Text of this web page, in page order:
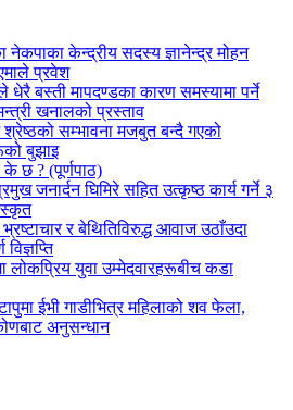
नेकपाका केन्द्रीय सदस्य ज्ञानेन्द्र मोहन
प्रवेश
धेरै बस्ती मापदण्डका कारण समस्यामा पर्ने
खनालको प्रस्ताव
सम्भावना मजबुत बन्दै गएको
बुझाइ
के छ ? (पूर्णपाठ)
जनार्दन घिमिरे सहित उत्कृष्ठ कार्य गर्ने ३
र बेथितिविरुद्ध आवाज उठाँउदा
लोकप्रिय युवा उम्मेदवारहरूबीच कडा
ईभी गाडीभित्र महिलाको शव फेला,
अनुसन्धान